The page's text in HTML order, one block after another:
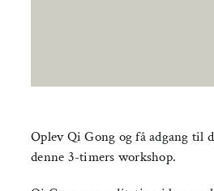
Oplev Qi Gong og få adgang til
denne 3-timers workshop.